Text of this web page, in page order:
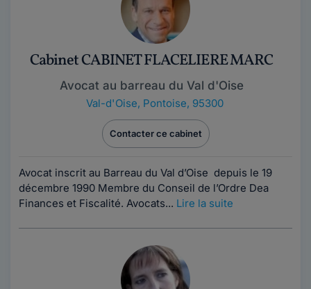
Cabinet CABINET FLACELIERE MARC
Avocat au barreau du Val d'Oise
Val-d'Oise, Pontoise, 95300
Contacter ce cabinet
Avocat inscrit au Barreau du Val d’Oise depuis le 19
décembre 1990 Membre du Conseil de l’Ordre Dea
Finances et Fiscalité. Avocats... Lire la suite